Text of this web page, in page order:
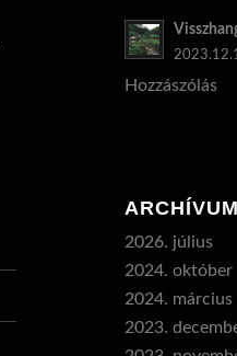
Hozzászólás
ARCHÍVUM
2026. július
2024. október
2024. március
2023.